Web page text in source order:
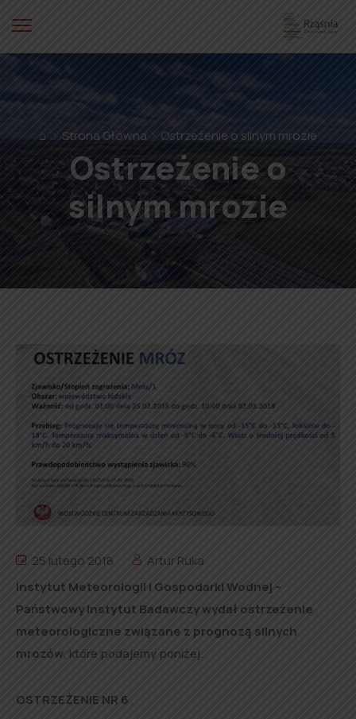
⌂ Strona Główna Ostrzeżenie o silnym mrozie
Ostrzeżenie o
silnym mrozie
25 lutego 2018
Artur Ruka
Instytut Meteorologii i Gospodarki Wodnej –
Państwowy Instytut Badawczy wydał ostrzeżenie
meteorologiczne związane z prognozą silnych
mrozów, które podajemy poniżej.
OSTRZEŻENIE NR 6